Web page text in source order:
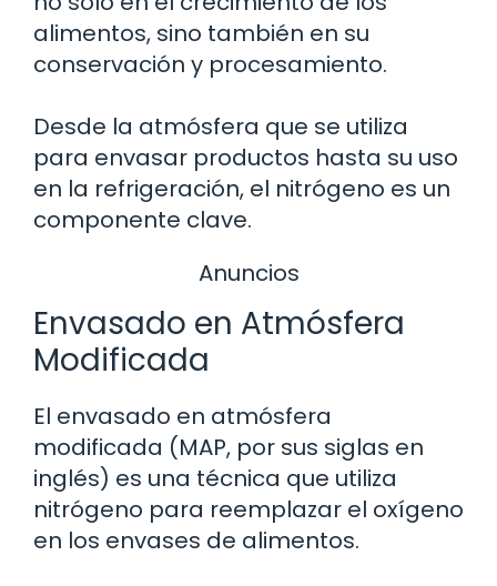
alimentos, sino también en su
conservación y procesamiento.
Desde la atmósfera que se utiliza
para envasar productos hasta su uso
en la refrigeración, el nitrógeno es un
componente clave.
Anuncios
Envasado en Atmósfera
Modificada
El envasado en atmósfera
modificada (MAP, por sus siglas en
inglés) es una técnica que utiliza
nitrógeno para reemplazar el oxígeno
en los envases de alimentos.